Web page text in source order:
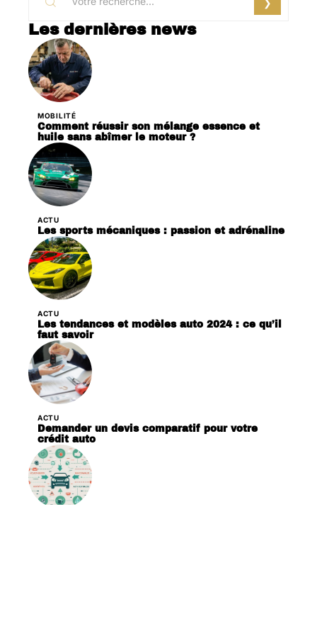
Les dernières news
MOBILITÉ
Comment réussir son mélange essence et
huile sans abîmer le moteur ?
ACTU
Les sports mécaniques : passion et adrénaline
ACTU
Les tendances et modèles auto 2024 : ce qu’il
faut savoir
ACTU
Demander un devis comparatif pour votre
crédit auto